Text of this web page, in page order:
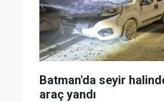
Batman'da seyir
araç yandı